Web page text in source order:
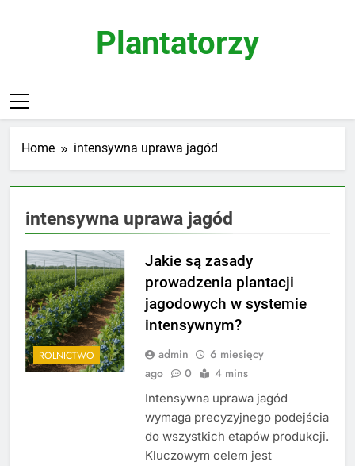
Plantatorzy
Home intensywna uprawa jagód
intensywna uprawa jagód
ROLNICTWO
Jakie są zasady
prowadzenia plantacji
jagodowych w systemie
intensywnym?
admin
6 miesięcy
ago
0 4 mins
Intensywna uprawa jagód
wymaga precyzyjnego podejścia
do wszystkich etapów produkcji.
Kluczowym celem jest